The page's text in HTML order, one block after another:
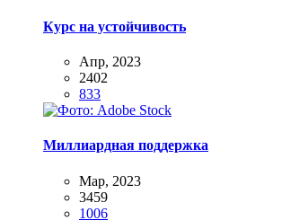
Курс на устойчивость
Апр, 2023
2402
833
Миллиардная поддержка
Мар, 2023
3459
1006